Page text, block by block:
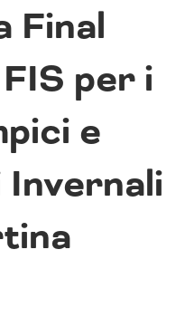
Final
per i
e
Invernali